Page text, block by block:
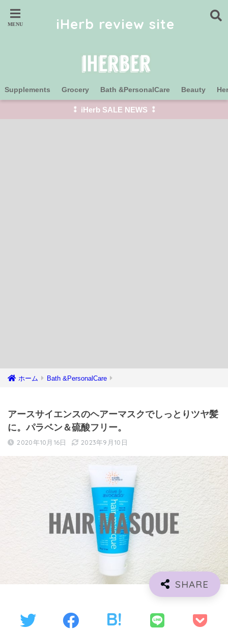
iHerb review site
Supplements Grocery Bath &PersonalCare Beauty
⁑ iHerb SALE NEWS ⁑
ホーム Bath &PersonalCare
アースサイエンスのヘアーマスクでしっとりツヤ髪
に。パラベン＆硫酸フリー。
2020年10月16日 2023年9月10日